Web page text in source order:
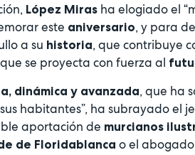
López Miras ha elogiado el
este aniversario, y para
a su historia, que contribuye
se proyecta con fuerza al
dinámica y avanzada, que ha
habitantes”, ha subrayado el
aportación de murcianos
de Floridablanca o el